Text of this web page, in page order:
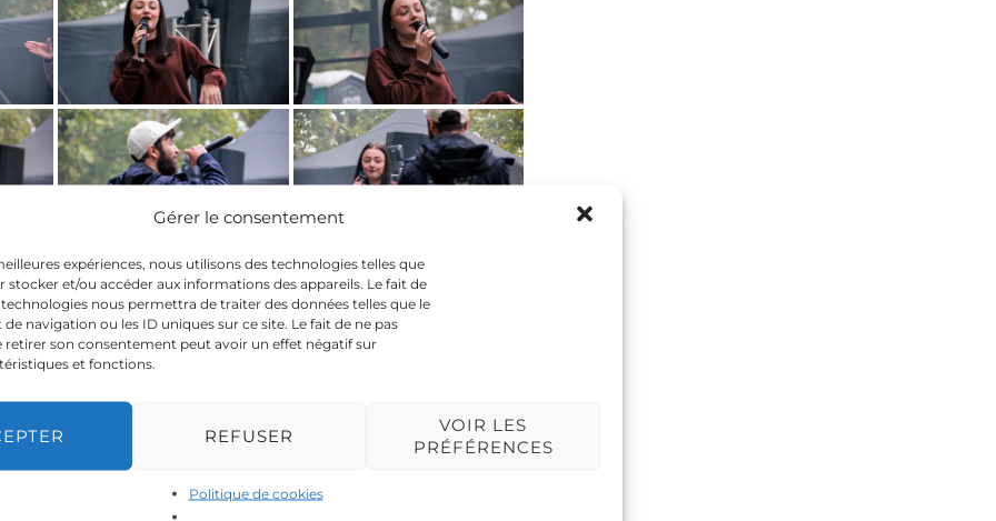
Gérer le consentement
expériences, nous utilisons des technologies telles que
stocker et/ou accéder aux informations des appareils. Le fait de
nous permettra de traiter des données telles que le
navigation ou les ID uniques sur ce site. Le fait de ne pas
retirer son consentement peut avoir un effet négatif sur
et fonctions.
REFUSER
VOIR LES
PRÉFÉRENCES
Politique de cookies